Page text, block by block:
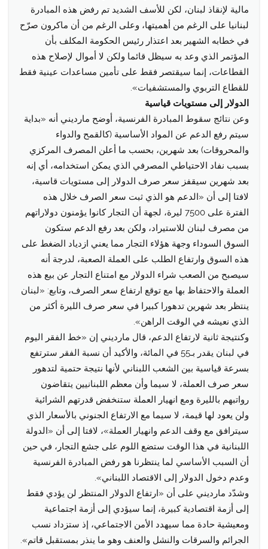
مالية لإنقاذ لبنان، لكن للأسف الشديد تم رفض هذه المبادرة
لبنانيا على الرغم من أهميتها، وعلى الرغم من أن ماكرون صرّح
في خطابه الشهير بعد اعتذار رئيس الحكومة المكلف بأن
المؤتمر الذي وعد به سيظل قائما ولكن لا أموال لإصلاح هذه
القطاعات، إنما سيقتصر فقط على تأمين مساعدات عينية فقط
للقطاع التربوي والمستشفيات».
الدولار إلى مستويات قياسية
وعن نتائج سقوط المبادرة الفرنسية، أوضح مارديني أنه «بداية
سيتم رفع الدعم عن المواد الأساسية (كالقمح والدواء
والمحروقات) بعد شهرين، بحسب ما أعلن المصرف المركزي
بسبب نفاد الاحتياطي المصرفي الذي يمكن استخدامه، أي إنه
بعد شهرين سيقفز سعر صرف الدولار إلى مستويات قاسية،
لافتا إلى أن «الدعم هو الذي ثبت سعر الصرف خلال هذه
الفترة على 7500 ليرة، لجهة أن التجار كانوا يؤمنون دولاراتهم
من مصرف لبنان للاستيراد، ولكن بعد رفع الدعم ستكون
السوق السوداء وجهة هؤلاء التجار مما يعني ازدياد الضغط على
هذه السوق وارتفاع الطلب على العملة الصعبة، لدرجة أنه
سيصبح من الصعب شراء الدولار مع امتناع التجار عن بيع هذه
العملة والاحتفاظ بها مع توقع ارتفاع سعر الصرف، وتابع: «لبنان
ينتظر بعد شهرين تدهورا كبيرا في سعر صرف الليرة أكثر من
الذي نعيشه في الوقت الراهن».
وكنتيجة ثانية لارتفاع الدعم، قال مارديني إن «خط الفقر اليوم
في لبنان يقدر بـ55 في المائة، والأكيد أن نسبة الفقر سترتفع
بسرعة قياسية بين الشعب اللبناني لأنها نتيجة حتمية لتدهور
سعر صرف العملة، لا سيما وأن معظم اللبنانيين يتقاضون
رواتبهم بالليرة ومع انهيار العملة ستنخفض قدرتهم الشرائية
ولن يعود لها قيمة، لا سيما مع الارتفاع الجنوني بالأسعار الذي
سيترافق مع وقف الدعم وانهيار العملة»، لافتا إلى أن «الدولة
اللبنانية في هذا الوقت ستضع اللوم على جشع التجار، في حين
أن السبب الأساسي لما ينتظرنا هو رفض المبادرة الفرنسية
وعدم دخول الدولار إلى الاقتصاد اللبناني».
وشدّد مارديني على أن «ارتفاع الدولار المنتظر لن يؤدي فقط
إلى أزمة اقتصادية كبيرة، إنما سيؤدي إلى أزمة اجتماعية
ومعيشية حادة مما سيهدد الأمن الاجتماعي، إذ ستزداد نسب
الجرائم والسرقات والنشل والعنف وهو ما ينذر بمستقبل قاتم».